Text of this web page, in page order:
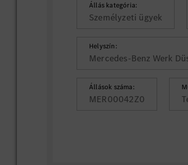
Állás kategória:
Személyzeti ügyek
Helyszín:
Mercedes-Benz Werk
Állások száma:
MER00042Z0